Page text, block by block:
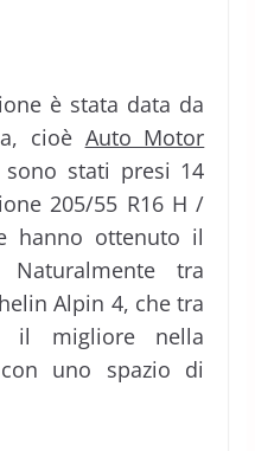
è stata data da
cioè Auto Motor
stati presi 14
205/55 R16 H /
hanno ottenuto il
Naturalmente tra
Alpin 4, che tra
il migliore nella
uno spazio di